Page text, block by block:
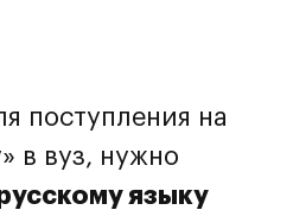
поступления на
в вуз, нужно
языку